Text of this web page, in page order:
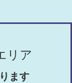
リア
ます